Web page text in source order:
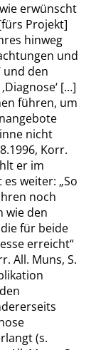
erwünscht
Projekt]
hinweg
und
und den
‚Diagnose‘ […]
führen, um
nicht
Korr.
er im
es weiter: „So
noch
wie den
für beide
erreicht“
All. Muns, S.
(s.